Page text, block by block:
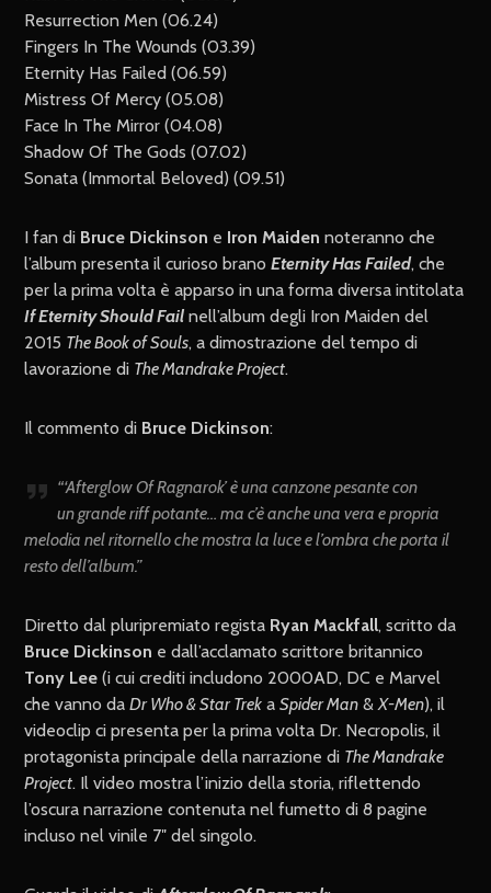
Resurrection Men (06.24)
Fingers In The Wounds (03.39)
Eternity Has Failed (06.59)
Mistress Of Mercy (05.08)
Face In The Mirror (04.08)
Shadow Of The Gods (07.02)
Sonata (Immortal Beloved) (09.51)
I fan di Bruce Dickinson e Iron Maiden noteranno che
l’album presenta il curioso branoEternity Has Failed, che
per la prima volta è apparso in una forma diversa intitolata
If Eternity Should Fail nell’album degli Iron Maiden del
2015 The Book of Souls, a dimostrazione del tempo di
lavorazione di The Mandrake Project.
Il commento di Bruce Dickinson:
“‘Afterglow Of Ragnarok’ è una canzone pesante con
un grande riff potante… ma c’è anche una vera e propria
melodia nel ritornello che mostra la luce e l’ombra che porta il
resto dell’album.”
Diretto dal pluripremiato regista Ryan Mackfall, scritto da
Bruce Dickinson e dall’acclamato scrittore britannico
Tony Lee (i cui crediti includono 2000AD, DC e Marvel
che vanno daDr Who & Star Trek aSpider Man &X-Men), il
videoclip ci presenta per la prima volta Dr. Necropolis, il
protagonista principale della narrazione di The Mandrake
Project. Il video mostra l’inizio della storia, riflettendo
l’oscura narrazione contenuta nel fumetto di 8 pagine
incluso nel vinile 7″ del singolo.